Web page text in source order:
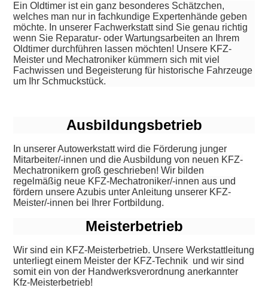
Ein Oldtimer ist ein ganz besonderes Schätzchen,
welches man nur in fachkundige Expertenhände geben
möchte. In unserer Fachwerkstatt sind Sie genau richtig
wenn Sie Reparatur- oder Wartungsarbeiten an Ihrem
Oldtimer durchführen lassen möchten! Unsere KFZ-
Meister und Mechatroniker kümmern sich mit viel
Fachwissen und Begeisterung für historische Fahrzeuge
um Ihr Schmuckstück.
Ausbildungsbetrieb
In unserer Autowerkstatt wird die Förderung junger
Mitarbeiter/-innen und die Ausbildung von neuen KFZ-
Mechatronikern groß geschrieben! Wir bilden
regelmäßig neue KFZ-Mechatroniker/-innen aus und
fördern unsere Azubis unter Anleitung unserer KFZ-
Meister/-innen bei Ihrer Fortbildung.
Meisterbetrieb
Wir sind ein KFZ-Meisterbetrieb. Unsere Werkstattleitung
unterliegt einem Meister der KFZ-Technik und wir sind
somit ein von der Handwerksverordnung anerkannter
Kfz-Meisterbetrieb!